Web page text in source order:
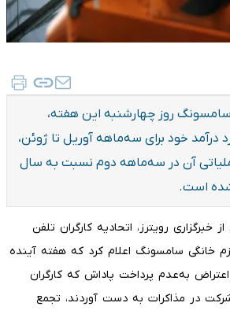
سامسونگ روز چهارشنبه این هفته،
درآمد خود برای سه‌ماهه آوریل تا ژوئن،
آن در سه‌ماهه دوم نسبت به سال
خبرگزاری رویترز، اتحادیه کارگران تلفن
خانگی سامسونگ اعلام کرد که هفته آینده
به‌عدم پرداخت پاداش که کارگران
در مذاکرات به دست آوردند، تجمع